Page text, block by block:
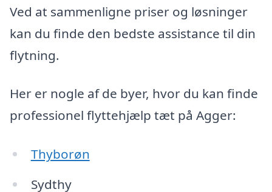
Ved at sammenligne priser og løsninger
kan du finde den bedste assistance til din
flytning.
Her er nogle af de byer, hvor du kan finde
professionel flyttehjælp tæt på Agger:
Thyborøn
Sydthy